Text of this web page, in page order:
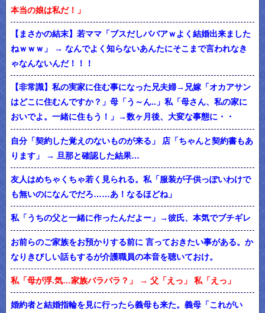
本当の娘は私だ！」
【まさかの結末】若ママ「ブスだしババアｗよく結婚出来ました
ねｗｗｗ」 → なんでよく知らないあんたにそこまで言われなき
ゃなんないんだ！！！
【非常識】私の実家に住む事になった兄夫婦→兄嫁「オカアサン
はどこに住むんですか？」母「う～ん..」私「母さん、私の家に
おいでよ。一緒に住もう！」→数ヶ月後、大変な事態に・・
自分「契約した覚えのないものが来る」 店「ちゃんと契約書もあ
ります」 → 旦那と確認した結果…
友人はめちゃくちゃ若く見られる。私「服装が子供っぽいわけで
も無いのになんでだろ……あ！なるほどね」
私「うちの父と一緒に作ったんだよー」→彼氏、本気でブチギレ
お前らのご家族をお預かりする前に 言っておきたい事がある。か
なりきびしい話もするが介護職員の本音を聴いておけ。
私「母が浮.気…家族バラバラ？」 → 父「えっ」 私「えっ」
婚約者と結婚指輪を見に行ったら義母も来た。義母「これがい